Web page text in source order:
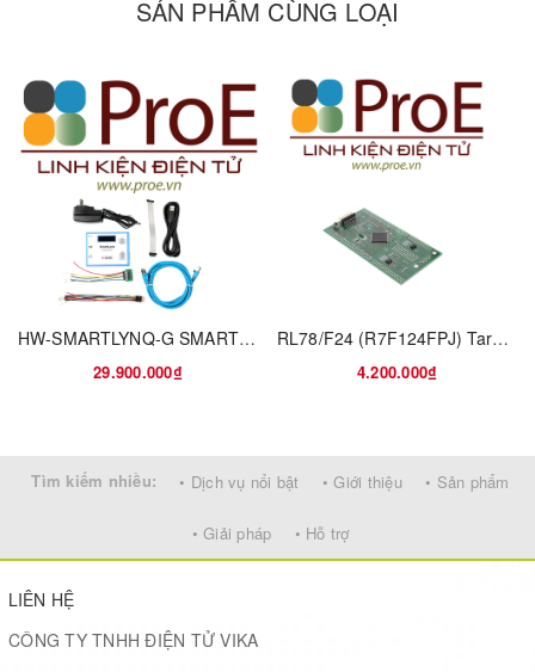
SẢN PHẨM CÙNG LOẠI
HW-SMARTLYNQ-G SMARTLYNQ DATA CABLE JTAG
29.900.000₫
RL78/F24 (R7F124FPJ) Target Board
4.200.000₫
Tìm kiếm nhiều: • Dịch vụ nổi bật • Giới thiệu • Sản phẩm
• Giải pháp • Hỗ trợ
LIÊN HỆ
CÔNG TY TNHH ĐIỆN TỬ VIKA